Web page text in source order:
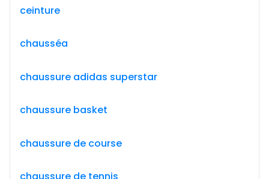
ceinture
chausséa
chaussure adidas superstar
chaussure basket
chaussure de course